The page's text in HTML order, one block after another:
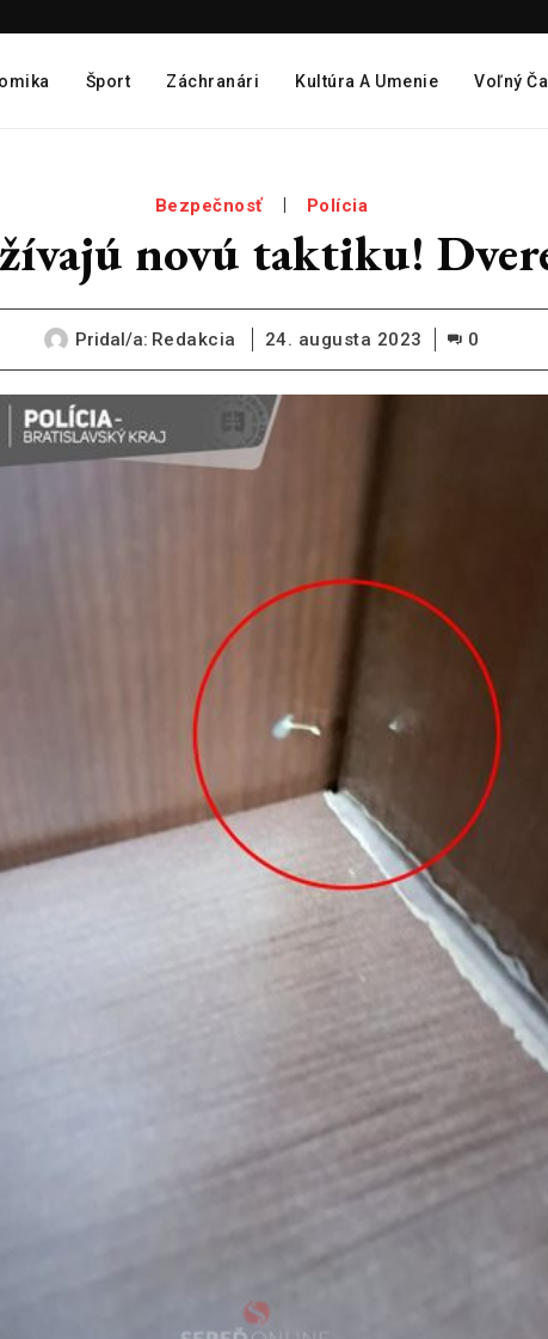
Šport Záchranári Kultúra A Umenie Voľný
Bezpečnosť Polícia
novú taktiku!
Pridal/a: Redakcia 24. augusta 2023 0